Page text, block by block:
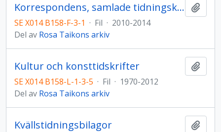
Korrespondens, samlade tidningsklipp, visitkort och Rosas kommentarer
SE X014 B158-F-3-1 · Fil · 2010-2014
Del av Rosa Taikons arkiv
Kultur och konsttidskrifter
SE X014 B158-L-1-3-5 · Fil · 1970-2012
Del av Rosa Taikons arkiv
Kvällstidningsbilagor